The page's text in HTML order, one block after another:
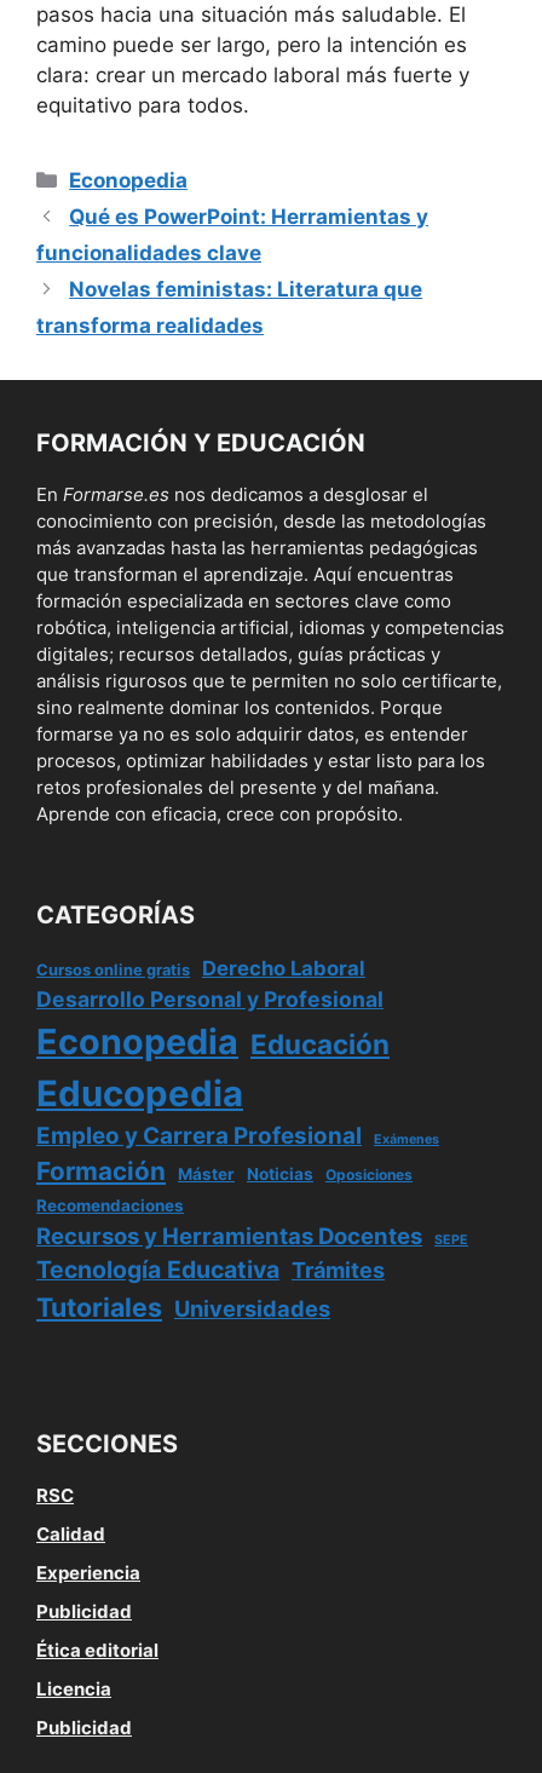
pasos hacia una situación más saludable. El
camino puede ser largo, pero la intención es
clara: crear un mercado laboral más fuerte y
equitativo para todos.
Categorías
Econopedia
Qué es PowerPoint: Herramientas y
funcionalidades clave
Novelas feministas: Literatura que
transforma realidades
FORMACIÓN Y EDUCACIÓN
En Formarse.es nos dedicamos a desglosar el
conocimiento con precisión, desde las metodologías
más avanzadas hasta las herramientas pedagógicas
que transforman el aprendizaje. Aquí encuentras
formación especializada en sectores clave como
robótica, inteligencia artificial, idiomas y competencias
digitales; recursos detallados, guías prácticas y
análisis rigurosos que te permiten no solo certificarte,
sino realmente dominar los contenidos. Porque
formarse ya no es solo adquirir datos, es entender
procesos, optimizar habilidades y estar listo para los
retos profesionales del presente y del mañana.
Aprende con eficacia, crece con propósito.
CATEGORÍAS
Cursos online gratis Derecho Laboral
Desarrollo Personal y Profesional
Econopedia Educación
Educopedia
Empleo y Carrera Profesional Exámenes
Formación Máster Noticias Oposiciones
Recomendaciones
Recursos y Herramientas Docentes SEPE
Tecnología Educativa Trámites
Tutoriales Universidades
SECCIONES
RSC
Calidad
Experiencia
Publicidad
Ética editorial
Licencia
Publicidad